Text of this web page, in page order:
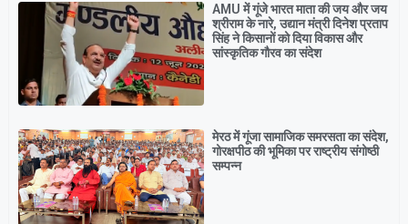
AMU में गूंजे भारत माता की जय और जय
श्रीराम के नारे, उद्यान मंत्री दिनेश प्रताप
सिंह ने किसानों को दिया विकास और
सांस्कृतिक गौरव का संदेश
मेरठ में गूंजा सामाजिक समरसता का संदेश,
गोरक्षपीठ की भूमिका पर राष्ट्रीय संगोष्ठी
सम्पन्न